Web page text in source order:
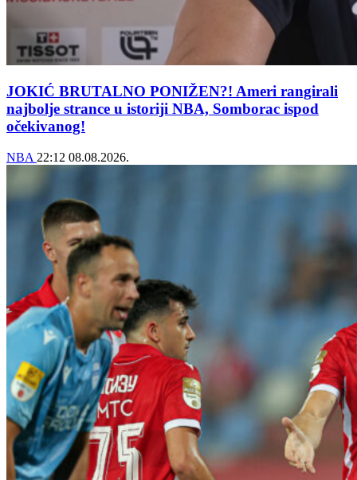
JOKIĆ BRUTALNO PONIŽEN?! Ameri rangirali
najbolje strance u istoriji NBA, Somborac ispod
očekivanog!
NBA 22:12 08.08.2026.